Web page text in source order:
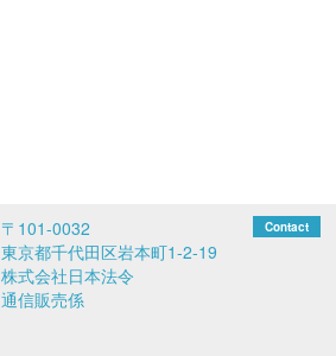
〒101-0032
東京都千代田区岩本町1-2-19
株式会社日本法令
通信販売係